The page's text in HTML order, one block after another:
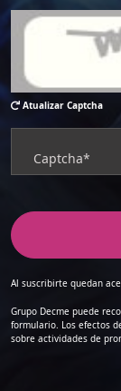
Atualizar Captcha
Al suscribirte quedan
Grupo Decme puede
formulario. Los efectos
sobre actividades de